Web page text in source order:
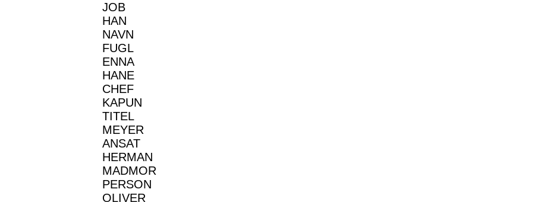
JOB
HAN
NAVN
FUGL
ENNA
HANE
CHEF
KAPUN
TITEL
MEYER
ANSAT
HERMAN
MADMOR
PERSON
OLIVER